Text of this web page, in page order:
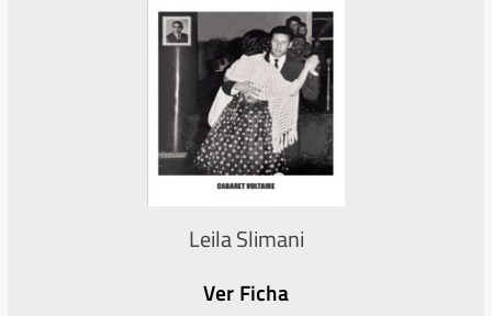
Leila Slimani
Ver Ficha